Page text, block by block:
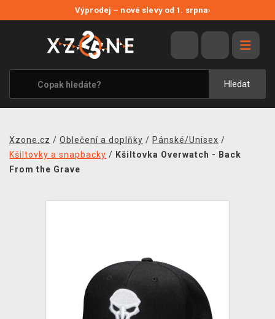
Výprodej – nové slevy od 1. srpna›
Hledat
VÝPRODEJ
VIDEOHRY
XZONE ORIGINALS
TÉMATIKY
MERCHANDISE
Xzone.cz / Oblečení a doplňky / Pánské/Unisex /
Kšiltovky a snapbacky / Kšiltovka Overwatch - Back
From the Grave